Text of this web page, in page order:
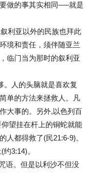
做的事其实相同──就是
利亚以外的民族也拜此
境和责任，须伴随亚兰
临门当为那时的叙利亚
。人的头脑就是喜欢复
单的方法来拯救人。凡
大事的。另外,以色列百
望挂在杆上的铜蛇就能
人都得救了(民21:6-9)。
3:14)。
语。但是以利沙不但没